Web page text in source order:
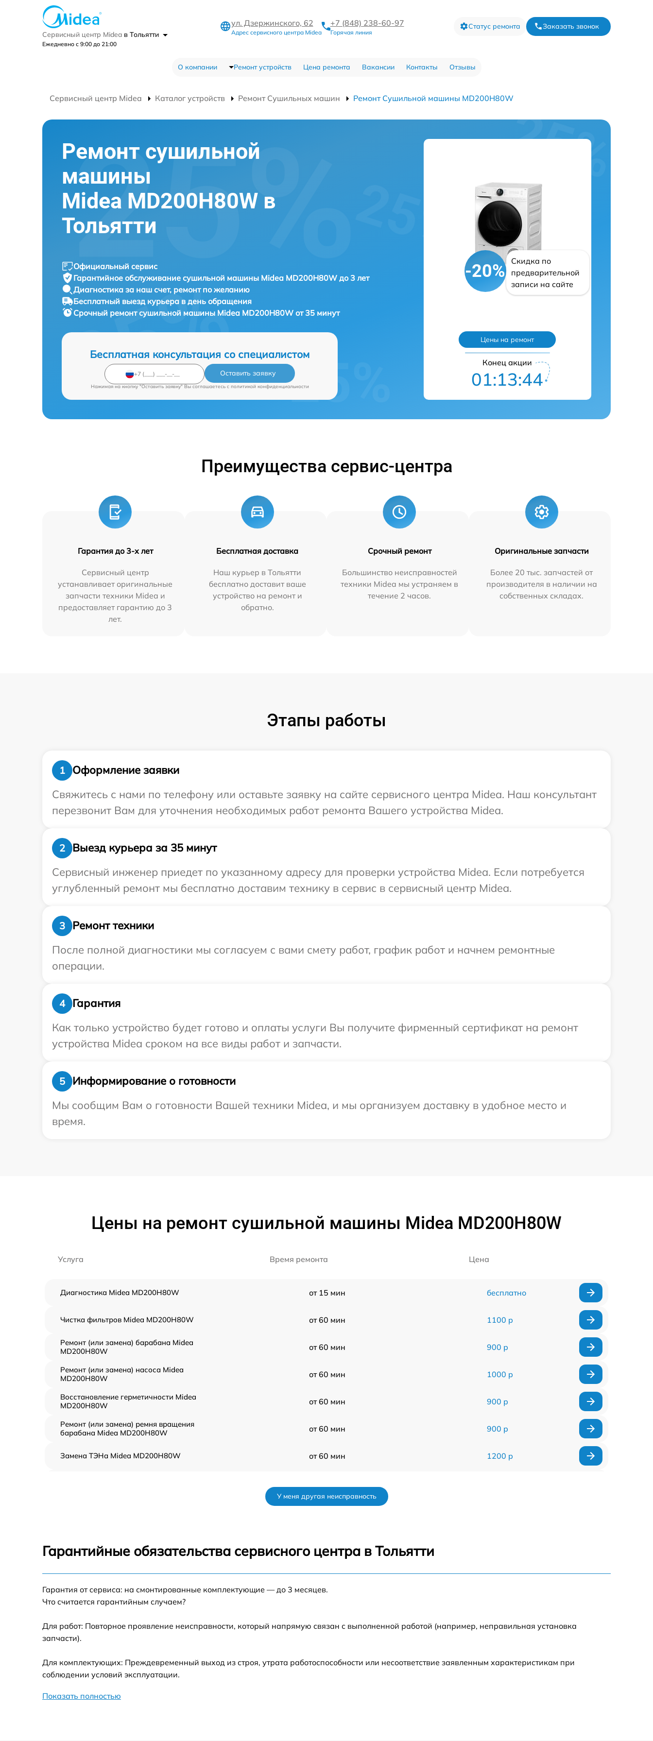
Сервисный центр Midea в Тольятти
Ежедневно с 9:00 до 21:00
ул. Дзержинского, 62
Адрес сервисного центра Midea
+7 (848) 238-60-97
Горячая линия
Статус ремонта Заказать звонок
О компании Ремонт устройств Цена ремонта Вакансии Контакты Отзывы
Сервисный центр Midea Каталог устройств Ремонт Сушильных машин Ремонт Сушильной машины MD200H80W
Ремонт сушильной
машины
Midea MD200H80W в
Тольятти
Официальный сервис
Гарантийное обслуживание сушильной машины Midea MD200H80W до 3 лет
Диагностика за наш счет, ремонт по желанию
Бесплатный выезд курьера в день обращения
Срочный ремонтсушильной машины Midea MD200H80W от 35 минут
Бесплатная консультация со специалистом
Оставить заявку
Нажимая на кнопку "Оставить заявку" Вы соглашаетесь c политикой конфиденциальности
-20%
Скидка по
предварительной
записи на сайте
Цены на ремонт
Конец акции
01:13:43
Преимущества сервис-центра
Гарантия до 3-х лет
Сервисный центр
устанавливает оригинальные
запчасти техники Midea и
предоставляет гарантию до 3
лет.
Бесплатная доставка
Наш курьер в Тольятти
бесплатно доставит ваше
устройство на ремонт и
обратно.
Срочный ремонт
Большинство неисправностей
техники Midea мы устраняем в
течение 2 часов.
Оригинальные запчасти
Более 20 тыс. запчастей от
производителя в наличии на
собственных складах.
Этапы работы
1
Оформление заявки
Свяжитесь с нами по телефону или оставьте заявку на сайте сервисного центра Midea. Наш консультант
перезвонит Вам для уточнения необходимых работ ремонта Вашего устройства Midea.
2
Выезд курьера за 35 минут
Сервисный инженер приедет по указанному адресу для проверки устройства Midea. Если потребуется
углубленный ремонт мы бесплатно доставим технику в сервис в сервисный центр Midea.
3
Ремонт техники
После полной диагностики мы согласуем с вами смету работ, график работ и начнем ремонтные
операции.
4
Гарантия
Как только устройство будет готово и оплаты услуги Вы получите фирменный сертификат на ремонт
устройства Midea сроком на все виды работ и запчасти.
5
Информирование о готовности
Мы сообщим Вам о готовности Вашей техники Midea, и мы организуем доставку в удобное место и
время.
Цены на ремонт сушильной машины Midea MD200H80W
Услуга Время ремонта Цена
Диагностика Midea MD200H80W от 15 мин бесплатно
Чистка фильтров Midea MD200H80W от 60 мин 1100 р
Ремонт (или замена) барабана Midea
MD200H80W
от 60 мин 900 р
Ремонт (или замена) насоса Midea
MD200H80W
от 60 мин 1000 р
Восстановление герметичности Midea
MD200H80W
от 60 мин 900 р
Ремонт (или замена) ремня вращения
барабана Midea MD200H80W
от 60 мин 900 р
Замена ТЭНа Midea MD200H80W от 60 мин 1200 р
Замена дисплея Midea MD200H80W от 60 мин
MD200H80W
Замена электродвигателя Midea
Замена электросхемы Midea MD200H80W
Замена бака Midea MD200H80W
У меня другая неисправность
Гарантийные обязательства сервисного центра в Тольятти
Гарантия от сервиса: на смонтированные комплектующие — до 3 месяцев.
Что считается гарантийным случаем?
Для работ: Повторное проявление неисправности, который напрямую связан с выполненной работой (например, неправильная установка
запчасти).
Для комплектующих: Преждевременный выход из строя, утрата работоспособности или несоответствие заявленным характеристикам при
соблюдении условий эксплуатации.
Показать полностью